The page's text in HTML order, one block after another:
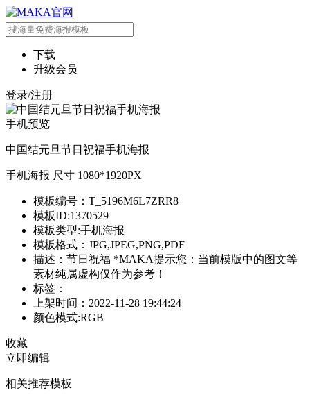
下载
升级会员
登录/注册
手机预览
中国结元旦节日祝福手机海报
手机海报 尺寸 1080*1920PX
模板编号：T_5196M6L7ZRR8
模板ID:1370529
模板类型:手机海报
模板格式：JPG,JPEG,PNG,PDF
描述：节日祝福 *MAKA提示您：当前模版中的图文等
素材纯属虚构仅作为参考！
标签：
上架时间：2022-11-28 19:44:24
颜色模式:RGB
收藏
立即编辑
相关推荐模板